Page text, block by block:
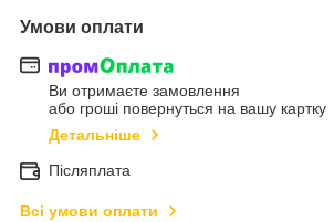
Умови оплати
Ви отримаєте замовлення
або гроші повернуться на вашу картку
Детальніше
Післяплата
Всі умови оплати